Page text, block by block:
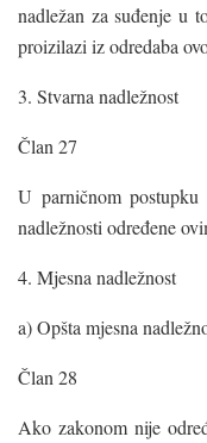
nadležan za suđenje u
proizilazi iz odredaba
3. Stvarna nadležnost
Član 27
U parničnom postupku
nadležnosti određene
4. Mjesna nadležnost
a) Opšta mjesna
Član 28
Ako zakonom nije